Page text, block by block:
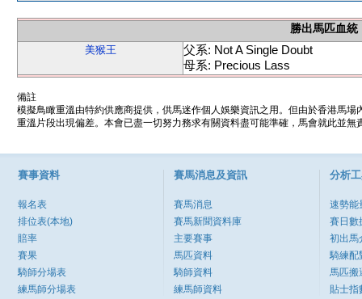
勝出馬匹血統
美猴王
父系: Not A Single Doubt
母系: Precious Lass
備註
模擬鳥瞰重溫由特約供應商提供，供馬迷作個人娛樂資訊之用。但由於香港馬
重溫片段出現偏差。本會已盡一切努力務求有關資料盡可能準確，馬會就此並
賽事資料
報名表
排位表(本地)
賠率
賽果
騎師分場表
練馬師分場表
賽馬消息及資訊
賽馬消息
賽馬新聞資料庫
主要賽事
馬匹資料
騎師資料
練馬師資料
分析
速勢能
賽日數
初出馬
騎練配
馬匹搬
貼士指